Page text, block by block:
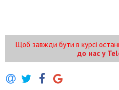
Щоб завжди бути в курсі
до нас у